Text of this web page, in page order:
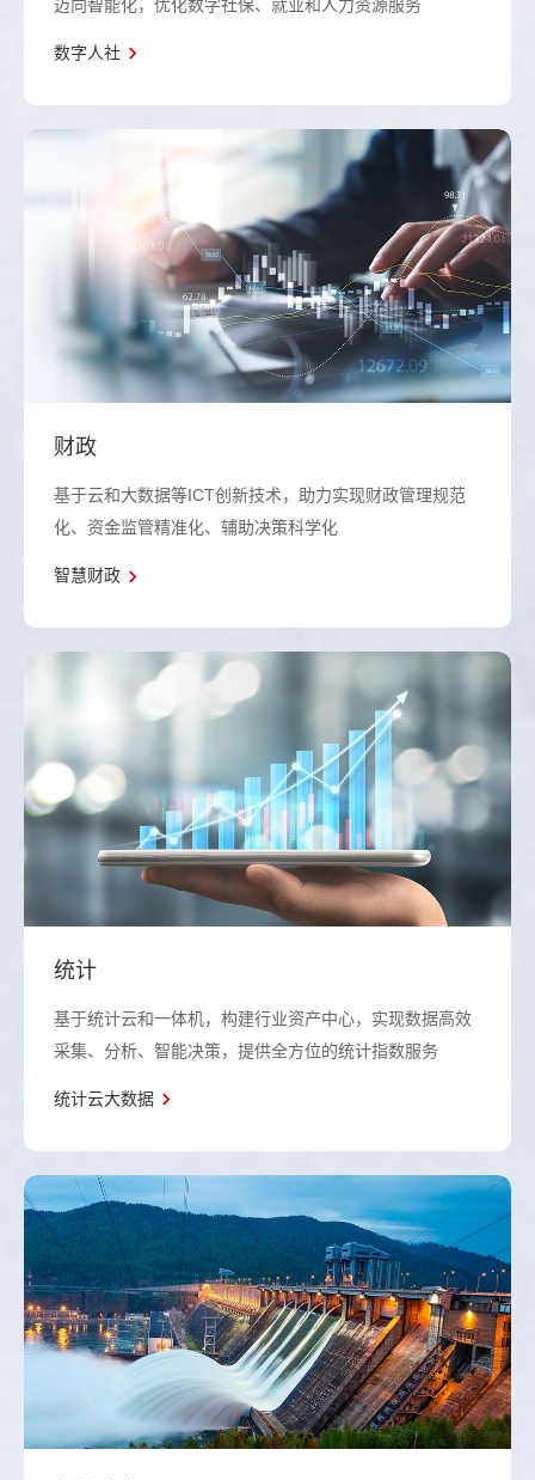
迈向智能化，优化数字社保、就业和人力资源服务
数字人社
财政
基于云和大数据等ICT创新技术，助力实现财政管理规范
化、资金监管精准化、辅助决策科学化
智慧财政
统计
基于统计云和一体机，构建行业资产中心，实现数据高效
采集、分析、智能决策，提供全方位的统计指数服务
统计云大数据